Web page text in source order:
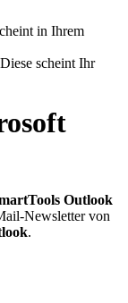
in Ihrem
scheint Ihr
Outlook
Newsletter von
.